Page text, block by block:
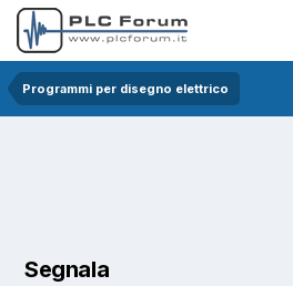
Programmi per disegno elettrico
Segnala